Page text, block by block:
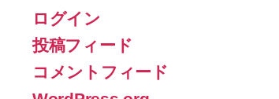
ログイン
投稿フィード
コメントフィード